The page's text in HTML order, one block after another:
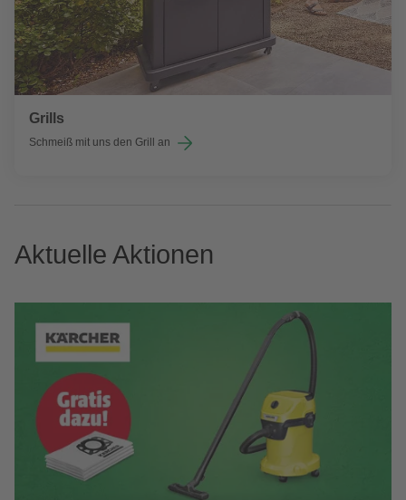
Grills
Schmeiß mit uns den Grill an
Aktuelle Aktionen